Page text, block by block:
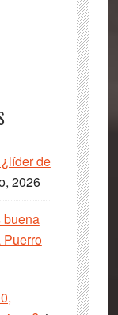
de
2026
buena
Puerro